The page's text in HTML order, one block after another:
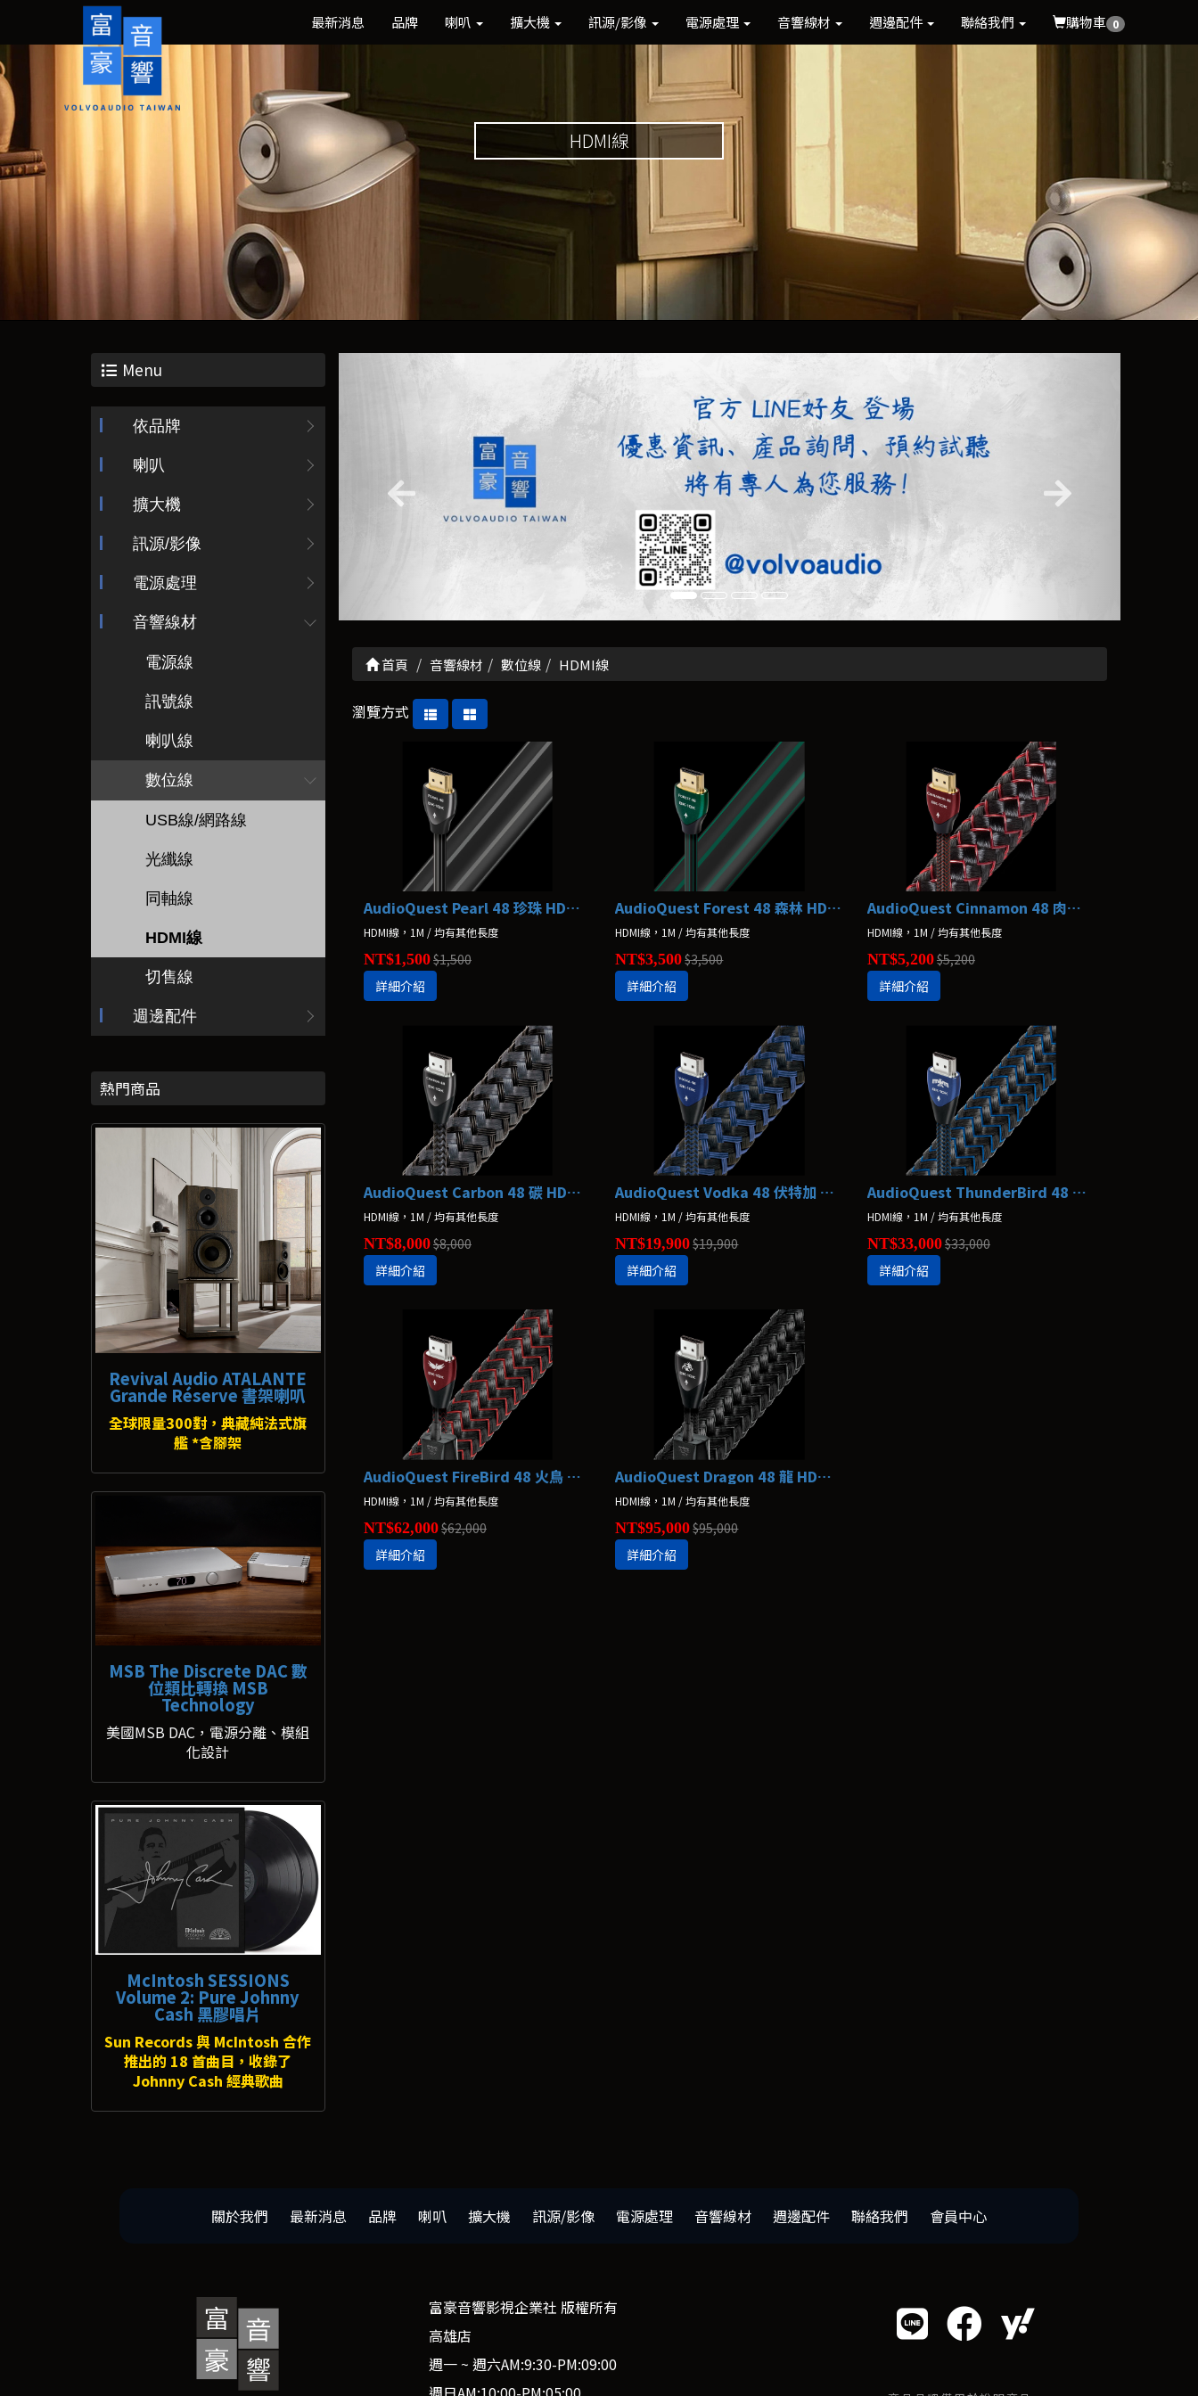
最新消息 品牌 喇叭 擴大機 訊源/影像 電源處理 音響線材 週邊配件 聯絡我們 購物車 0
HDMI線
Menu
依品牌
喇叭
擴大機
訊源/影像
電源處理
音響線材
電源線
訊號線
喇叭線
數位線
USB線/網路線
光纖線
同軸線
HDMI線
切售線
週邊配件
熱門商品
Revival Audio ATALANTE
Grande Réserve 書架喇叭
全球限量300對，典藏純法式旗
艦 *含腳架
MSB The Discrete DAC 數
位類比轉換 MSB
Technology
美國MSB DAC，電源分離、模組
化設計
McIntosh SESSIONS
Volume 2: Pure Johnny
Cash 黑膠唱片
Sun Records 與 McIntosh 合作
推出的 18 首曲目，收錄了
Johnny Cash 經典歌曲
首頁 音響線材 數位線 HDMI線
瀏覽方式
AudioQuest Pearl 48 珍珠 HDMI線
HDMI線，1M / 均有其他長度
NT$1,500$1,500
詳細介紹
AudioQuest Forest 48 森林 HDMI線
HDMI線，1M / 均有其他長度
NT$3,500$3,500
詳細介紹
AudioQuest Cinnamon 48 肉桂 HDMI線
HDMI線，1M / 均有其他長度
NT$5,200$5,200
詳細介紹
AudioQuest Carbon 48 碳 HDMI線
HDMI線，1M / 均有其他長度
NT$8,000$8,000
詳細介紹
AudioQuest Vodka 48 伏特加 HDMI線
HDMI線，1M / 均有其他長度
NT$19,900$19,900
詳細介紹
AudioQuest ThunderBird 48 雷鳥 HDMI線
HDMI線，1M / 均有其他長度
NT$33,000$33,000
詳細介紹
AudioQuest FireBird 48 火鳥 HDMI線
HDMI線，1M / 均有其他長度
NT$62,000$62,000
詳細介紹
AudioQuest Dragon 48 龍 HDMI線
HDMI線，1M / 均有其他長度
NT$95,000$95,000
詳細介紹
關於我們 最新消息 品牌 喇叭 擴大機 訊源/影像 電源處理 音響線材 週邊配件 聯絡我們 會員中心
富豪音響影視企業社 版權所有
高雄店
週一 ~ 週六AM:9:30-PM:09:00